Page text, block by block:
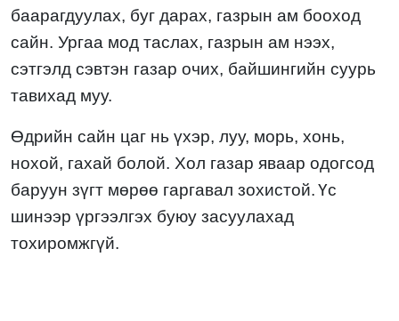
баарагдуулах, буг дарах, газрын ам бооход
сайн. Ургаа мод таслах, газрын ам нээх,
сэтгэлд сэвтэн газар очих, байшингийн суурь
тавихад муу.
Өдрийн сайн цаг нь үхэр, луу, морь, хонь,
нохой, гахай болой. Хол газар яваар одогсод
баруун зүгт мөрөө гаргавал зохистой.Үс
шинээр үргээлгэх буюу засуулахад
тохиромжгүй.